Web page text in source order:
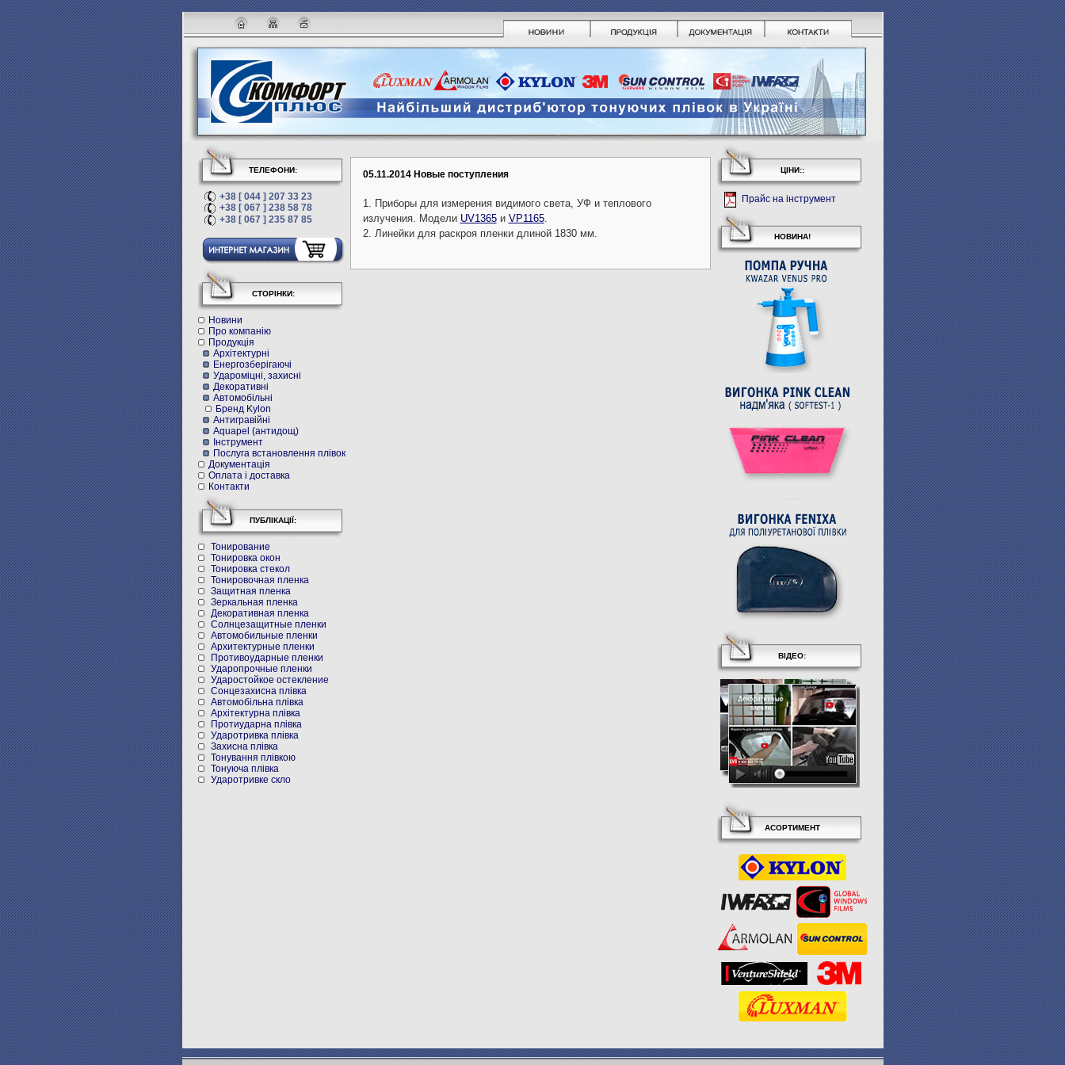
05.11.2014 Новые поступления
1. Приборы для измерения видимого света, УФ и теплового
излучения. Модели UV1365и VP1165.
2. Линейки для раскроя пленки длиной 1830 мм.
ТЕЛЕФОНИ:
+38 [ 044 ] 207 33 23
+38 [ 067 ] 238 58 78
+38 [ 067 ] 235 87 85
СТОРІНКИ:
Новини
Про компанію
Продукція
Архітектурні
Енергозберігаючі
Удароміцні, захисні
Декоративні
Автомобільні
Бренд Kylon
Антигравійні
Aquapel (антидощ)
Інструмент
Послуга встановлення плівок
Документація
Оплата і доставка
Контакти
ПУБЛІКАЦІЇ:
Тонирование
Тонировка окон
Тонировка стекол
Тонировочная пленка
Защитная пленка
Зеркальная пленка
Декоративная пленка
Солнцезащитные пленки
Автомобильные пленки
Архитектурные пленки
Противоударные пленки
Ударопрочные пленки
Ударостойкое остекление
Cонцезахисна плівка
Автомобільна плівка
Архітектурна плівка
Протиударна плівка
Ударотривка плівка
Захисна плівка
Тонування плівкою
Тонуюча плівка
Ударотривке скло
ЦІНИ::
Прайс на інструмент
НОВИНА!
ВІДЕО:
АСОРТИМЕНТ